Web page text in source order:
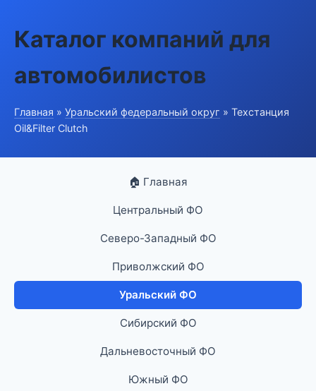
Каталог компаний для
автомобилистов
Главная » Уральский федеральный округ » Техстанция
Oil&Filter Clutch
🏠 Главная
Центральный ФО
Северо-Западный ФО
Приволжский ФО
Уральский ФО
Сибирский ФО
Дальневосточный ФО
Южный ФО